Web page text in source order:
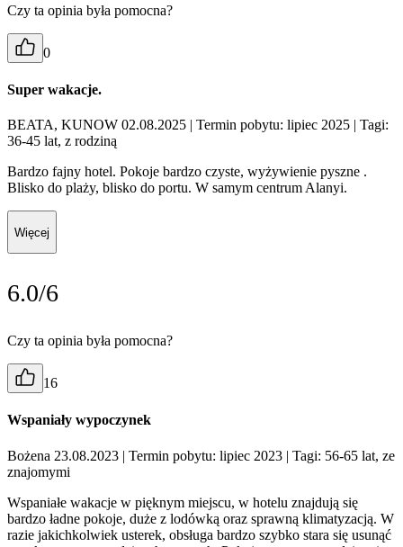
Czy ta opinia była pomocna?
0
Super wakacje.
BEATA, KUNOW 02.08.2025 | Termin pobytu: lipiec 2025 | Tagi:
36-45 lat, z rodziną
Bardzo fajny hotel. Pokoje bardzo czyste, wyżywienie pyszne .
Blisko do plaży, blisko do portu. W samym centrum Alanyi.
Więcej
6.0/6
Czy ta opinia była pomocna?
16
Wspaniały wypoczynek
Bożena 23.08.2023 | Termin pobytu: lipiec 2023 | Tagi: 56-65 lat, ze
znajomymi
Wspaniałe wakacje w pięknym miejscu, w hotelu znajdują się
bardzo ładne pokoje, duże z lodówką oraz sprawną klimatyzacją. W
razie jakichkolwiek usterek, obsługa bardzo szybko stara się usunąć